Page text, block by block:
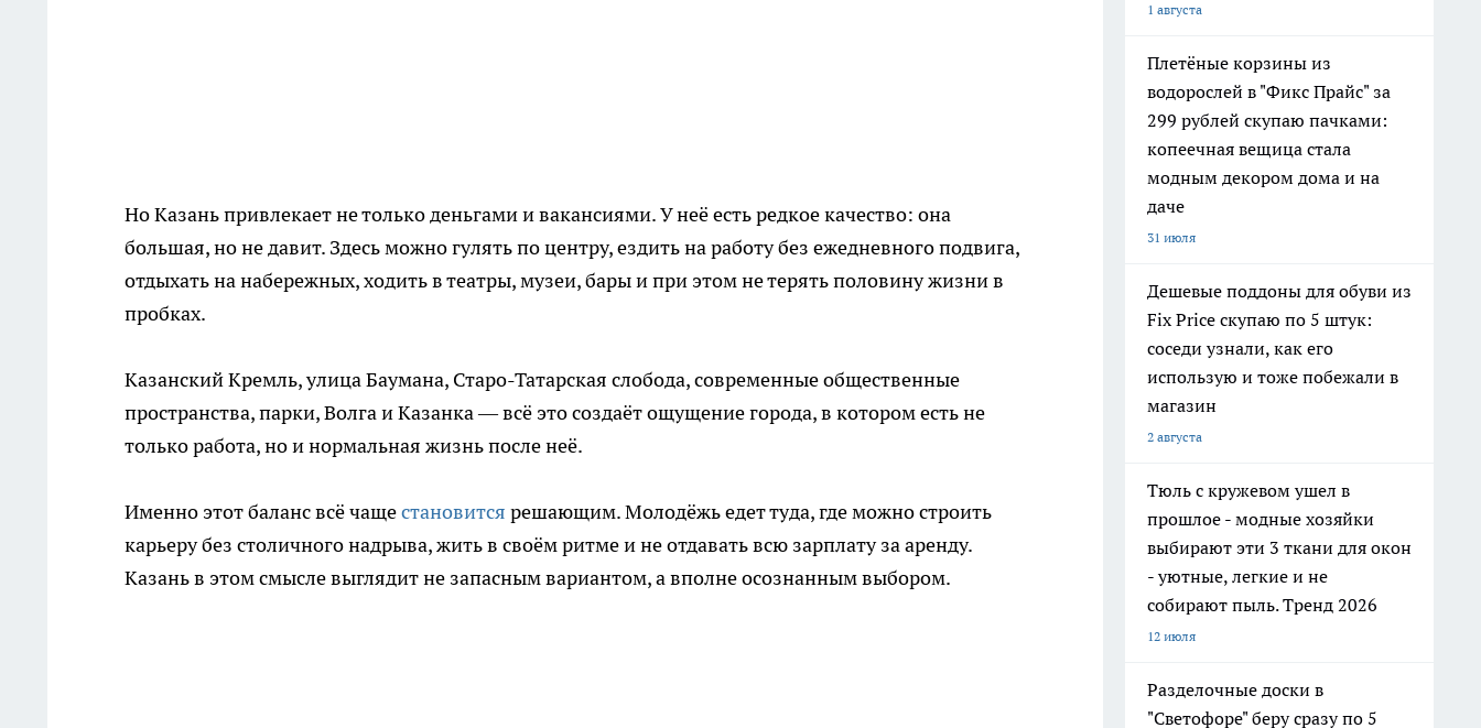
Но Казань привлекает не только деньгами и вакансиями. У неё есть редкое качество: она
большая, но не давит. Здесь можно гулять по центру, ездить на работу без ежедневного подвига,
отдыхать на набережных, ходить в театры, музеи, бары и при этом не терять половину жизни в
пробках.
Казанский Кремль, улица Баумана, Старо-Татарская слобода, современные общественные
пространства, парки, Волга и Казанка — всё это создаёт ощущение города, в котором есть не
только работа, но и нормальная жизнь после неё.
Именно этот баланс всё чащестановится решающим. Молодёжь едет туда, где можно строить
карьеру без столичного надрыва, жить в своём ритме и не отдавать всю зарплату за аренду.
Казань в этом смысле выглядит не запасным вариантом, а вполне осознанным выбором.
1 августа
Плетёные корзины из
водорослей в "Фикс Прайс" за
299 рублей скупаю пачками:
копеечная вещица стала
модным декором дома и на
даче
31 июля
Дешевые поддоны для обуви из
Fix Price скупаю по 5 штук:
соседи узнали, как его
использую и тоже побежали в
магазин
2 августа
Тюль с кружевом ушел в
прошлое - модные хозяйки
выбирают эти 3 ткани для окон
- уютные, легкие и не
собирают пыль. Тренд 2026
12 июля
Разделочные доски в
"Светофоре" беру сразу по 5